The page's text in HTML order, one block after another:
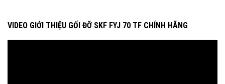
VIDEO GIỚI THIỆU GỐI ĐỠ SKF FYJ 70 TF CHÍNH HÃNG